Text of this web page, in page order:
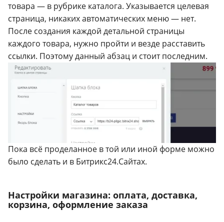
товара — в рубрике каталога. Указывается целевая
страница, никаких автоматических меню — нет.
После создания каждой детальной страницы
каждого товара, нужно пройти и везде расставить
ссылки. Поэтому данный абзац и стоит последним.
Пока всё проделанное в той или иной форме можно
было сделать и в Битрикс24.Сайтах.
Настройки магазина: оплата, доставка,
корзина, оформление заказа